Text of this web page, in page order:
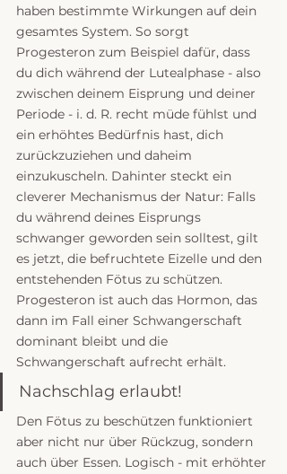
haben bestimmte Wirkungen auf dein
gesamtes System. So sorgt
Progesteron zum Beispiel dafür, dass
du dich während der Lutealphase - also
zwischen deinem Eisprung und deiner
Periode - i. d. R. recht müde fühlst und
ein erhöhtes Bedürfnis hast, dich
zurückzuziehen und daheim
einzukuscheln. Dahinter steckt ein
cleverer Mechanismus der Natur: Falls
du während deines Eisprungs
schwanger geworden sein solltest, gilt
es jetzt, die befruchtete Eizelle und den
entstehenden Fötus zu schützen.
Progesteron ist auch das Hormon, das
dann im Fall einer Schwangerschaft
dominant bleibt und die
Schwangerschaft aufrecht erhält.
Nachschlag erlaubt!
Den Fötus zu beschützen funktioniert
aber nicht nur über Rückzug, sondern
auch über Essen. Logisch - mit erhöhter